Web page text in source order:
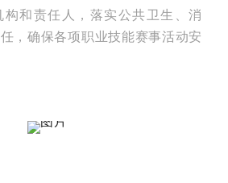
和责任人，落实公共卫生、消
，确保各项职业技能赛事活动安